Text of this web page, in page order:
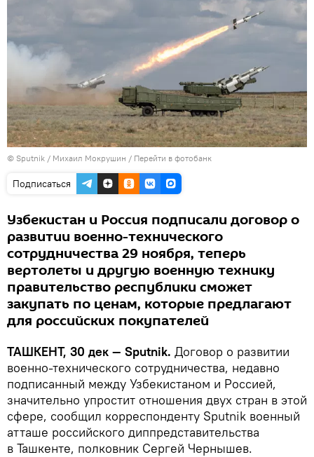
© Sputnik / Михаил Мокрушин / Перейти в фотобанк
Подписаться
Узбекистан и Россия подписали договор о
развитии военно-технического
сотрудничества 29 ноября, теперь
вертолеты и другую военную технику
правительство республики сможет
закупать по ценам, которые предлагают
для российских покупателей
ТАШКЕНТ, 30 дек — Sputnik. Договор о развитии
военно-технического сотрудничества, недавно
подписанный между Узбекистаном и Россией,
значительно упростит отношения двух стран в этой
сфере, сообщил корреспонденту Sputnik военный
атташе российского диппредставительства
в Ташкенте, полковник Сергей Чернышев.